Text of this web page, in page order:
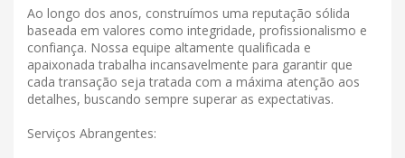
Ao longo dos anos, construímos uma reputação sólida
baseada em valores como integridade, profissionalismo e
confiança. Nossa equipe altamente qualificada e
apaixonada trabalha incansavelmente para garantir que
cada transação seja tratada com a máxima atenção aos
detalhes, buscando sempre superar as expectativas.
Serviços Abrangentes: